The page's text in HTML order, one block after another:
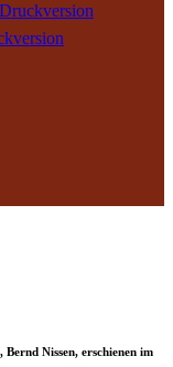
Nissen, erschienen im